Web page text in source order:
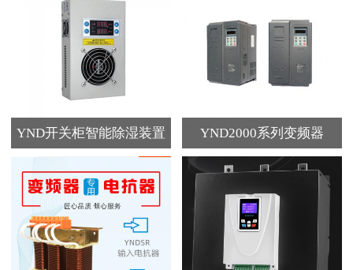
YND开关柜智能除湿装置 YND2000系列变频器